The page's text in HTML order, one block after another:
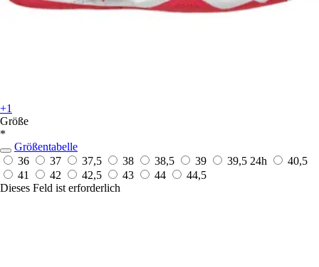
+1
Größe
*
Größentabelle
36
37 37,5 38 38,5 39 39,5 24h
40,5
41
42 42,5 43 44
44,5
Dieses Feld ist erforderlich